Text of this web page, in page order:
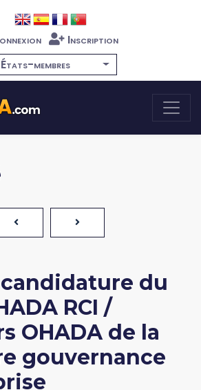
Inscription
États-membres
du
RCI /
OHADA de la
gouvernance